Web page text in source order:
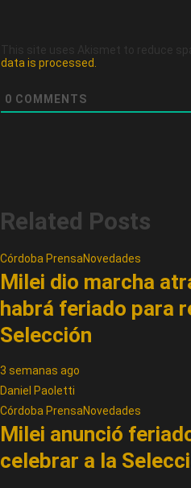
This site uses Akismet to reduce
data is processed.
0 COMMENTS
Related Posts
Córdoba PrensaNovedades
Milei dio marcha
habrá feriado para
Selección
3 semanas ago
Daniel Paoletti
Córdoba PrensaNovedades
Milei anunció
celebrar a la